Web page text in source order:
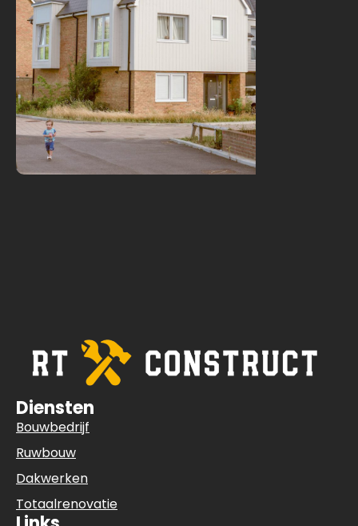
Diensten
Bouwbedrijf
Ruwbouw
Dakwerken
Totaalrenovatie